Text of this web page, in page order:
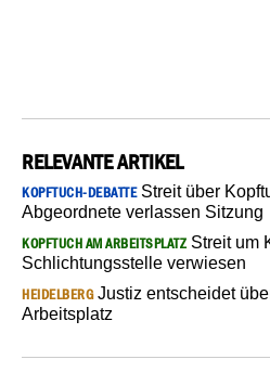
RELEVANTE ARTIKEL
KOPFTUCH-DEBATTEStreit über
Abgeordnete verlassen Sitzung
KOPFTUCH AM ARBEITSPLATZ Streit um
Schlichtungsstelle verwiesen
HEIDELBERGJustiz entscheidet
Arbeitsplatz